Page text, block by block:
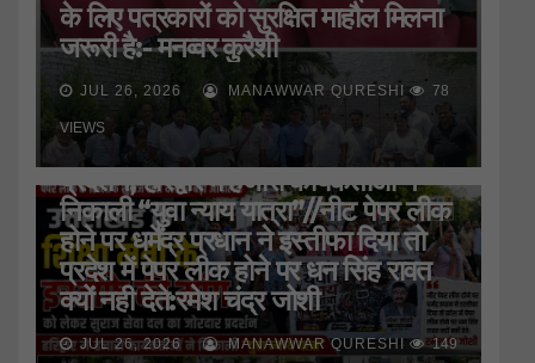
के लिए पत्रकारों को सुरक्षित माहौल मिलना
जरूरी है:- मनव्वर कुरैशी
JUL 26, 2026 MANAWWAR QURESHI 78
VIEWS
HARIDWAR STATE UTTAR PRADESH
उत्तराखंड के शिक्षा मंत्री के इस्तीफे की मांग
को लेकर सुराज सेवा दल ने जमकर किया
प्रदर्शन, हरिद्वार मे हजारों कार्यकर्ताओं ने
निकाली “युवा न्याय यात्रा”//नीट पेपर लीक
होने पर धर्मेंद्र प्रधान ने इस्तीफा दिया तो
प्रदेश में पेपर लीक होने पर धन सिंह रावत
क्यों नही देते:रमेश चंद्र जोशी
JUL 26, 2026 MANAWWAR QURESHI 149